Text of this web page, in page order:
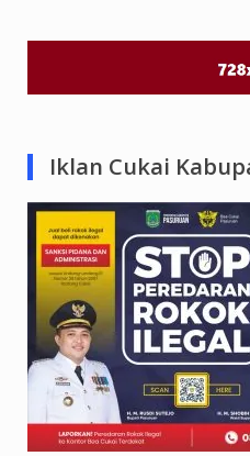
Iklan Cukai